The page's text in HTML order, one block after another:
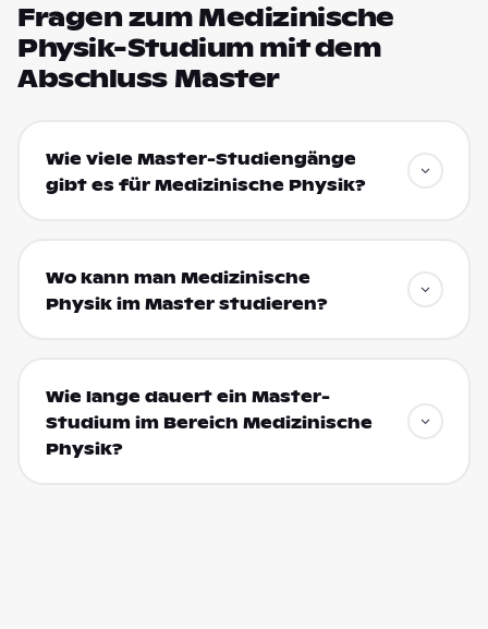
Fragen zum Medizinische
Physik-Studium mit dem
Abschluss Master
Wie viele Master-Studiengänge
gibt es für Medizinische Physik?
Wo kann man Medizinische
Physik im Master studieren?
Wie lange dauert ein Master-
Studium im Bereich Medizinische
Physik?